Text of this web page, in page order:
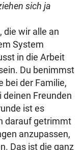
sich ja
die wir alle an
System
in die Arbeit
Du benimmst
bei der Familie,
Freunden
ist es
darauf getrimmt
anzupassen,
Das ist die ganz